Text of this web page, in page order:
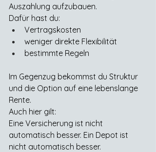
Auszahlung aufzubauen.
Dafür hast du:
Vertragskosten
weniger direkte Flexibilität
bestimmte Regeln
Im Gegenzug bekommst du Struktur
und die Option auf eine lebenslange
Rente.
Auch hier gilt:
Eine Versicherung ist nicht
automatisch besser. Ein Depot ist
nicht automatisch besser.